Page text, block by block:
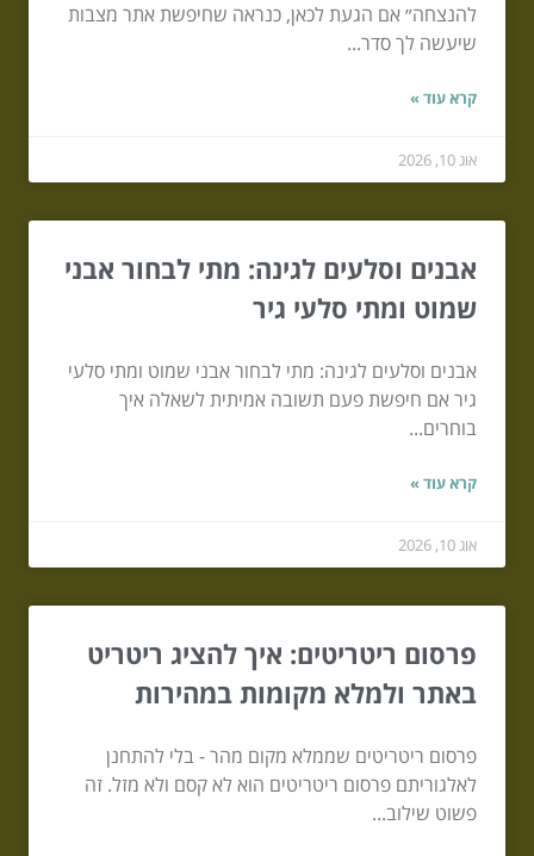
להנצחה״ אם הגעת לכאן, כנראה שחיפשת אתר מצבות
שיעשה לך סדר...
קרא עוד »
אוג 10, 2026
אבנים וסלעים לגינה: מתי לבחור אבני
שמוט ומתי סלעי גיר
אבנים וסלעים לגינה: מתי לבחור אבני שמוט ומתי סלעי
גיר אם חיפשת פעם תשובה אמיתית לשאלה איך
בוחרים...
קרא עוד »
אוג 10, 2026
פרסום ריטריטים: איך להציג ריטריט
באתר ולמלא מקומות במהירות
פרסום ריטריטים שממלא מקום מהר - בלי להתחנן
לאלגוריתם פרסום ריטריטים הוא לא קסם ולא מזל. זה
פשוט שילוב...